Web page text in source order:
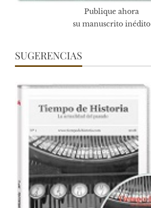
Publique ahora
su manuscrito inédito
SUGERENCIAS